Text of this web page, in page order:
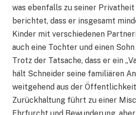
was ebenfalls zu seiner
berichtet, dass er insgesamt
Kinder mit verschiedenen
auch eine Tochter und einen
Trotz der Tatsache, dass er ein
hält Schneider seine familiären
weitgehend aus der Öffentlichkeit
Zurückhaltung führt zu einer